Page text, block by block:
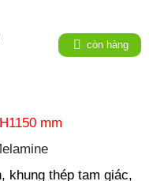
còn hàng
mm
khung thép tam giác,